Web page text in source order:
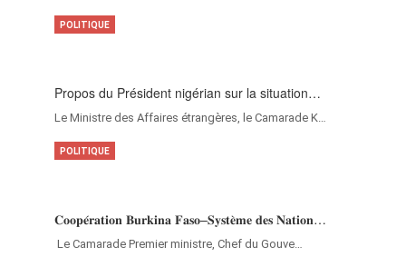
Propos du Président nigérian sur la situation…
Le Ministre des Affaires étrangères, le Camarade K…
POLITIQUE
𝐂𝐨𝐨𝐩𝐞́𝐫𝐚𝐭𝐢𝐨𝐧 𝐁𝐮𝐫𝐤𝐢𝐧𝐚 𝐅𝐚𝐬𝐨–𝐒𝐲𝐬𝐭𝐞̀𝐦𝐞 𝐝𝐞𝐬 𝐍𝐚𝐭𝐢𝐨𝐧…
‎Le Camarade Premier ministre, Chef du Gouve…
POLITIQUE